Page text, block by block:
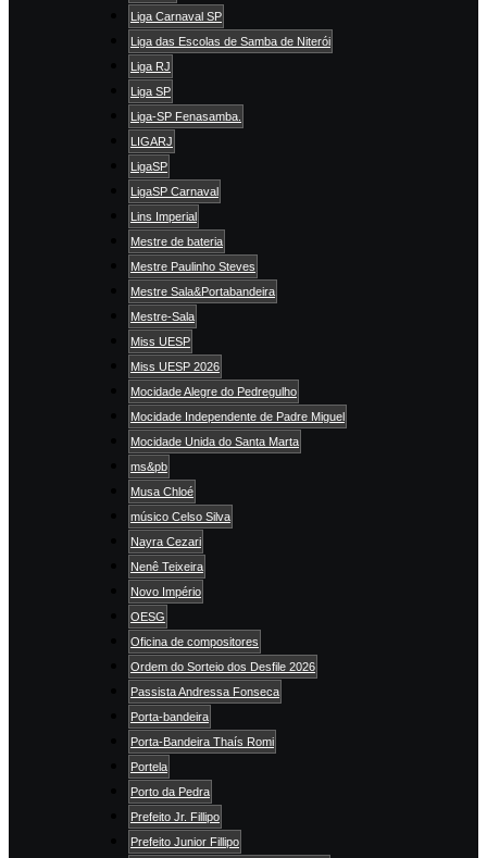
Liga Carnaval SP
Liga das Escolas de Samba de Niterói
Liga RJ
Liga SP
Liga-SP Fenasamba.
LIGARJ
LigaSP
LigaSP Carnaval
Lins Imperial
Mestre de bateria
Mestre Paulinho Steves
Mestre Sala&Portabandeira
Mestre-Sala
Miss UESP
Miss UESP 2026
Mocidade Alegre do Pedregulho
Mocidade Independente de Padre Miguel
Mocidade Unida do Santa Marta
ms&pb
Musa Chloé
músico Celso Silva
Nayra Cezari
Nenê Teixeira
Novo Império
OESG
Oficina de compositores
Ordem do Sorteio dos Desfile 2026
Passista Andressa Fonseca
Porta-bandeira
Porta-Bandeira Thaís Romi
Portela
Porto da Pedra
Prefeito Jr. Fillipo
Prefeito Junior Fillipo